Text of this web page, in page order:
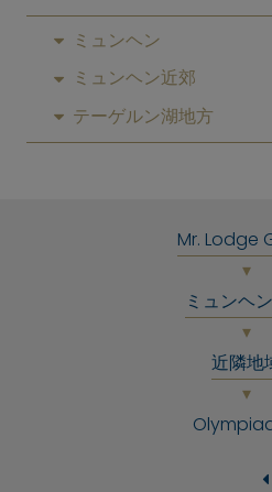
ミュンヘン
ミュンヘン近郊
テーゲルン湖地方
Mr. Lodge
ミュンヘ
近隣地